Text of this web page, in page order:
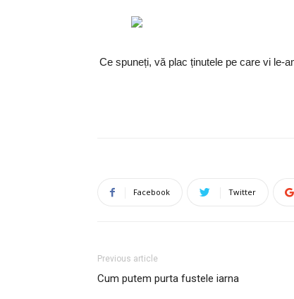
Ce spuneți, vă plac ținutele pe care vi le-
Facebook Twitter
Previous article
Cum putem purta fustele iarna